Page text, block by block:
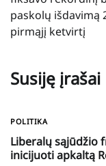
paskolų išdavimą
pirmąjį ketvirtį
Susiję įrašai
POLITIKA
Liberalų sąjūdžio
inicijuoti apkaltą